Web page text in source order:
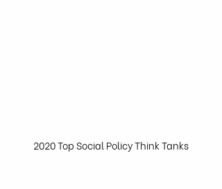
2020 Top Social Policy Think Tanks